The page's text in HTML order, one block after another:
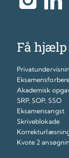
Få
Akademisk
SRP, SOP, SSO
Eksamensangst
Skriveblokade
Kvote 2